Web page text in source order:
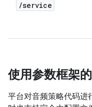
/service
使用参数框架
平台对音频策略代码进